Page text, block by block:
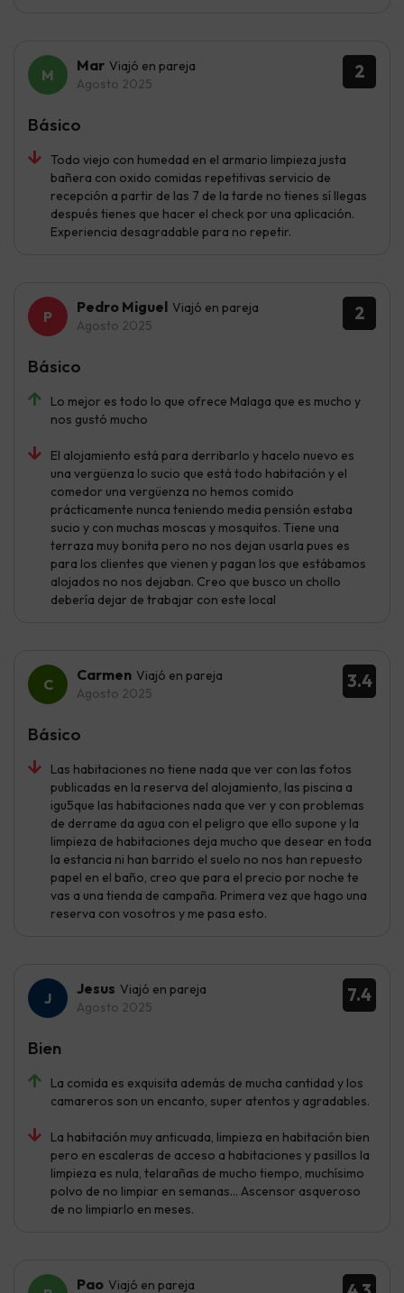
2
Mar Viajó en pareja
Agosto 2025
Todo viejo con humedad en el armario limpieza justa
bañera con oxido comidas repetitivas servicio de
recepción a partir de las 7 de la tarde no tienes sí llegas
después tienes que hacer el check por una aplicación.
Experiencia desagradable para no repetir.
Básico
2
Pedro Miguel Viajó en pareja
Agosto 2025
Lo mejor es todo lo que ofrece Malaga que es mucho y
nos gustó mucho
El alojamiento está para derribarlo y hacelo nuevo es
una vergüenza lo sucio que está todo habitación y el
comedor una vergüenza no hemos comido
prácticamente nunca teniendo media pensión estaba
sucio y con muchas moscas y mosquitos. Tiene una
terraza muy bonita pero no nos dejan usarla pues es
para los clientes que vienen y pagan los que estábamos
alojados no nos dejaban. Creo que busco un chollo
debería dejar de trabajar con este local
Básico
3.4
Carmen Viajó en pareja
Agosto 2025
Las habitaciones no tiene nada que ver con las fotos
publicadas en la reserva del alojamiento, las piscina a
igu5que las habitaciones nada que ver y con problemas
de derrame da agua con el peligro que ello supone y la
limpieza de habitaciones deja mucho que desear en toda
la estancia ni han barrido el suelo no nos han repuesto
papel en el baño, creo que para el precio por noche te
vas a una tienda de campaña. Primera vez que hago una
reserva con vosotros y me pasa esto.
Básico
7.4
Jesus Viajó en pareja
Agosto 2025
La comida es exquisita además de mucha cantidad y los
camareros son un encanto, super atentos y agradables.
La habitación muy anticuada, limpieza en habitación bien
pero en escaleras de acceso a habitaciones y pasillos la
limpieza es nula, telarañas de mucho tiempo, muchísimo
polvo de no limpiar en semanas... Ascensor asqueroso
de no limpiarlo en meses.
Bien
Pao Viajó en pareja